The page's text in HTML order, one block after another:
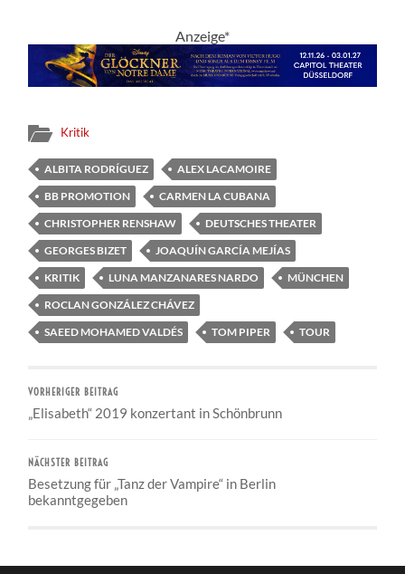
Anzeige*
Kritik
ALBITA RODRÍGUEZ
ALEX LACAMOIRE
BB PROMOTION
CARMEN LA CUBANA
CHRISTOPHER RENSHAW
DEUTSCHES THEATER
GEORGES BIZET
JOAQUÍN GARCÍA MEJÍAS
KRITIK
LUNA MANZANARES NARDO
MÜNCHEN
ROCLAN GONZÁLEZ CHÁVEZ
SAEED MOHAMED VALDÉS
TOM PIPER TOUR
VORHERIGER BEITRAG
„Elisabeth“ 2019 konzertant in Schönbrunn
NÄCHSTER BEITRAG
Besetzung für „Tanz der Vampire“ in Berlin
bekanntgegeben